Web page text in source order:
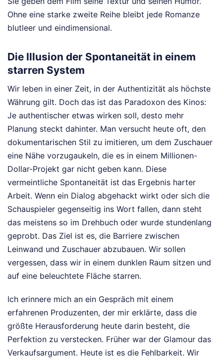
Ohne eine starke zweite Reihe bleibt jede Romanze
blutleer und eindimensional.
Die Illusion der Spontaneität in einem
starren System
Wir leben in einer Zeit, in der Authentizität als höchste
Währung gilt. Doch das ist das Paradoxon des Kinos:
Je authentischer etwas wirken soll, desto mehr
Planung steckt dahinter. Man versucht heute oft, den
dokumentarischen Stil zu imitieren, um dem Zuschauer
eine Nähe vorzugaukeln, die es in einem Millionen-
Dollar-Projekt gar nicht geben kann. Diese
vermeintliche Spontaneität ist das Ergebnis harter
Arbeit. Wenn ein Dialog abgehackt wirkt oder sich die
Schauspieler gegenseitig ins Wort fallen, dann steht
das meistens so im Drehbuch oder wurde stundenlang
geprobt. Das Ziel ist es, die Barriere zwischen
Leinwand und Zuschauer abzubauen. Wir sollen
vergessen, dass wir in einem dunklen Raum sitzen und
auf eine beleuchtete Fläche starren.
Ich erinnere mich an ein Gespräch mit einem
erfahrenen Produzenten, der mir erklärte, dass die
größte Herausforderung heute darin besteht, die
Perfektion zu verstecken. Früher war der Glamour das
Verkaufsargument. Heute ist es die Fehlbarkeit. Wir